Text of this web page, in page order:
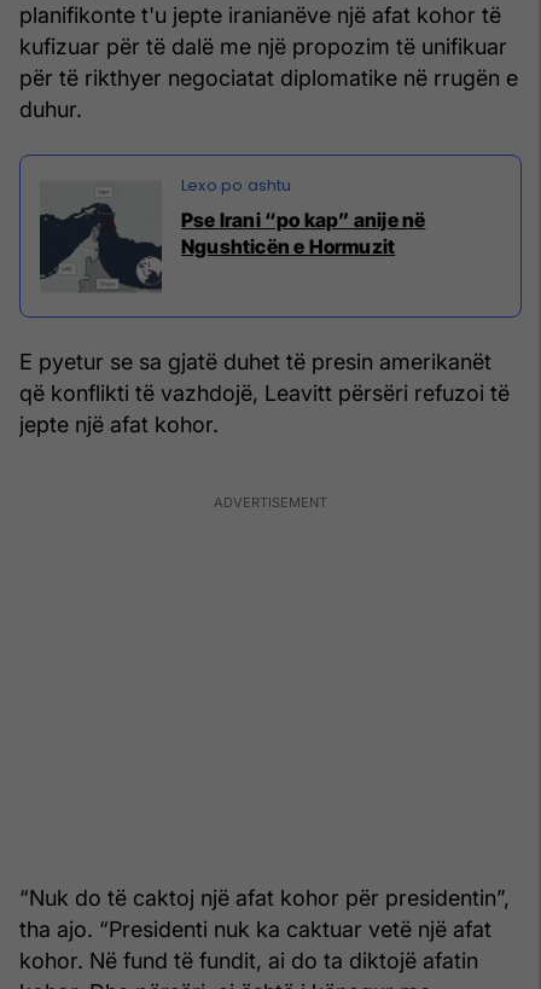
planifikonte t'u jepte iranianëve një afat kohor të
kufizuar për të dalë me një propozim të unifikuar
për të rikthyer negociatat diplomatike në rrugën e
duhur.
Pse Irani “po kap” anije në
Ngushticën e Hormuzit
E pyetur se sa gjatë duhet të presin amerikanët
që konflikti të vazhdojë, Leavitt përsëri refuzoi të
jepte një afat kohor.
“Nuk do të caktoj një afat kohor për presidentin”,
tha ajo. “Presidenti nuk ka caktuar vetë një afat
kohor. Në fund të fundit, ai do ta diktojë afatin